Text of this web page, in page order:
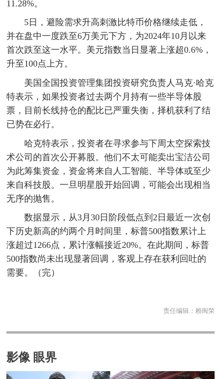
11.28%。
5日，避险需求升高刺激比特币价格继续走低，
并在盘中一度跌至6万美元下方，为2024年10月以来
首次跌至这一水平。美元指数当日显著上涨超0.6%，
升至100点上方。
美国全国投资管理集团投资研究负责人马克·哈克
特表示，如果投资者过去两个月持有一些半导体股
票，目前长线持仓的配比已严重失衡，择机获利了结
已势在必行。
哈克特表示，投资者在寻求参与下周太空探索技
术公司的首次公开募股。他们不太可能卖出宝洁公司
为此筹集资金，资金将来自人工智能、半导体或至少
来自科技股。一旦明星股开始回调，可能会出现相当
无序的抛售。
数据显示，从3月30日阶段低点到2日最近一次创
下历史新高的约两个月时间里，标普500指数累计上
涨超过1266点，累计涨幅接近20%。在此期间，标普
500指数尚未出现显著回调，客观上存在获利回吐的
需要。（完）
责任编辑： 赖闽荣
影像 眼界